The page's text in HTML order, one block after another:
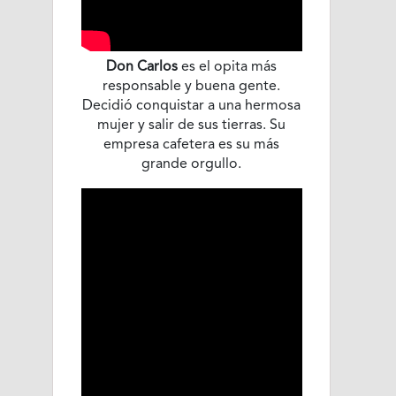
Don Carlos es el opita más
responsable y buena gente.
Decidió conquistar a una hermosa
mujer y salir de sus tierras. Su
empresa cafetera es su más
grande orgullo.